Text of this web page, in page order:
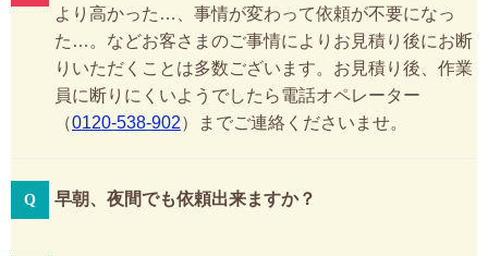
より高かった…、事情が変わって依頼が不要になっ
た…。などお客さまのご事情によりお見積り後にお断
りいただくことは多数ございます。お見積り後、作業
員に断りにくいようでしたら電話オペレーター
（0120-538-902）までご連絡くださいませ。
早朝、夜間でも依頼出来ますか？